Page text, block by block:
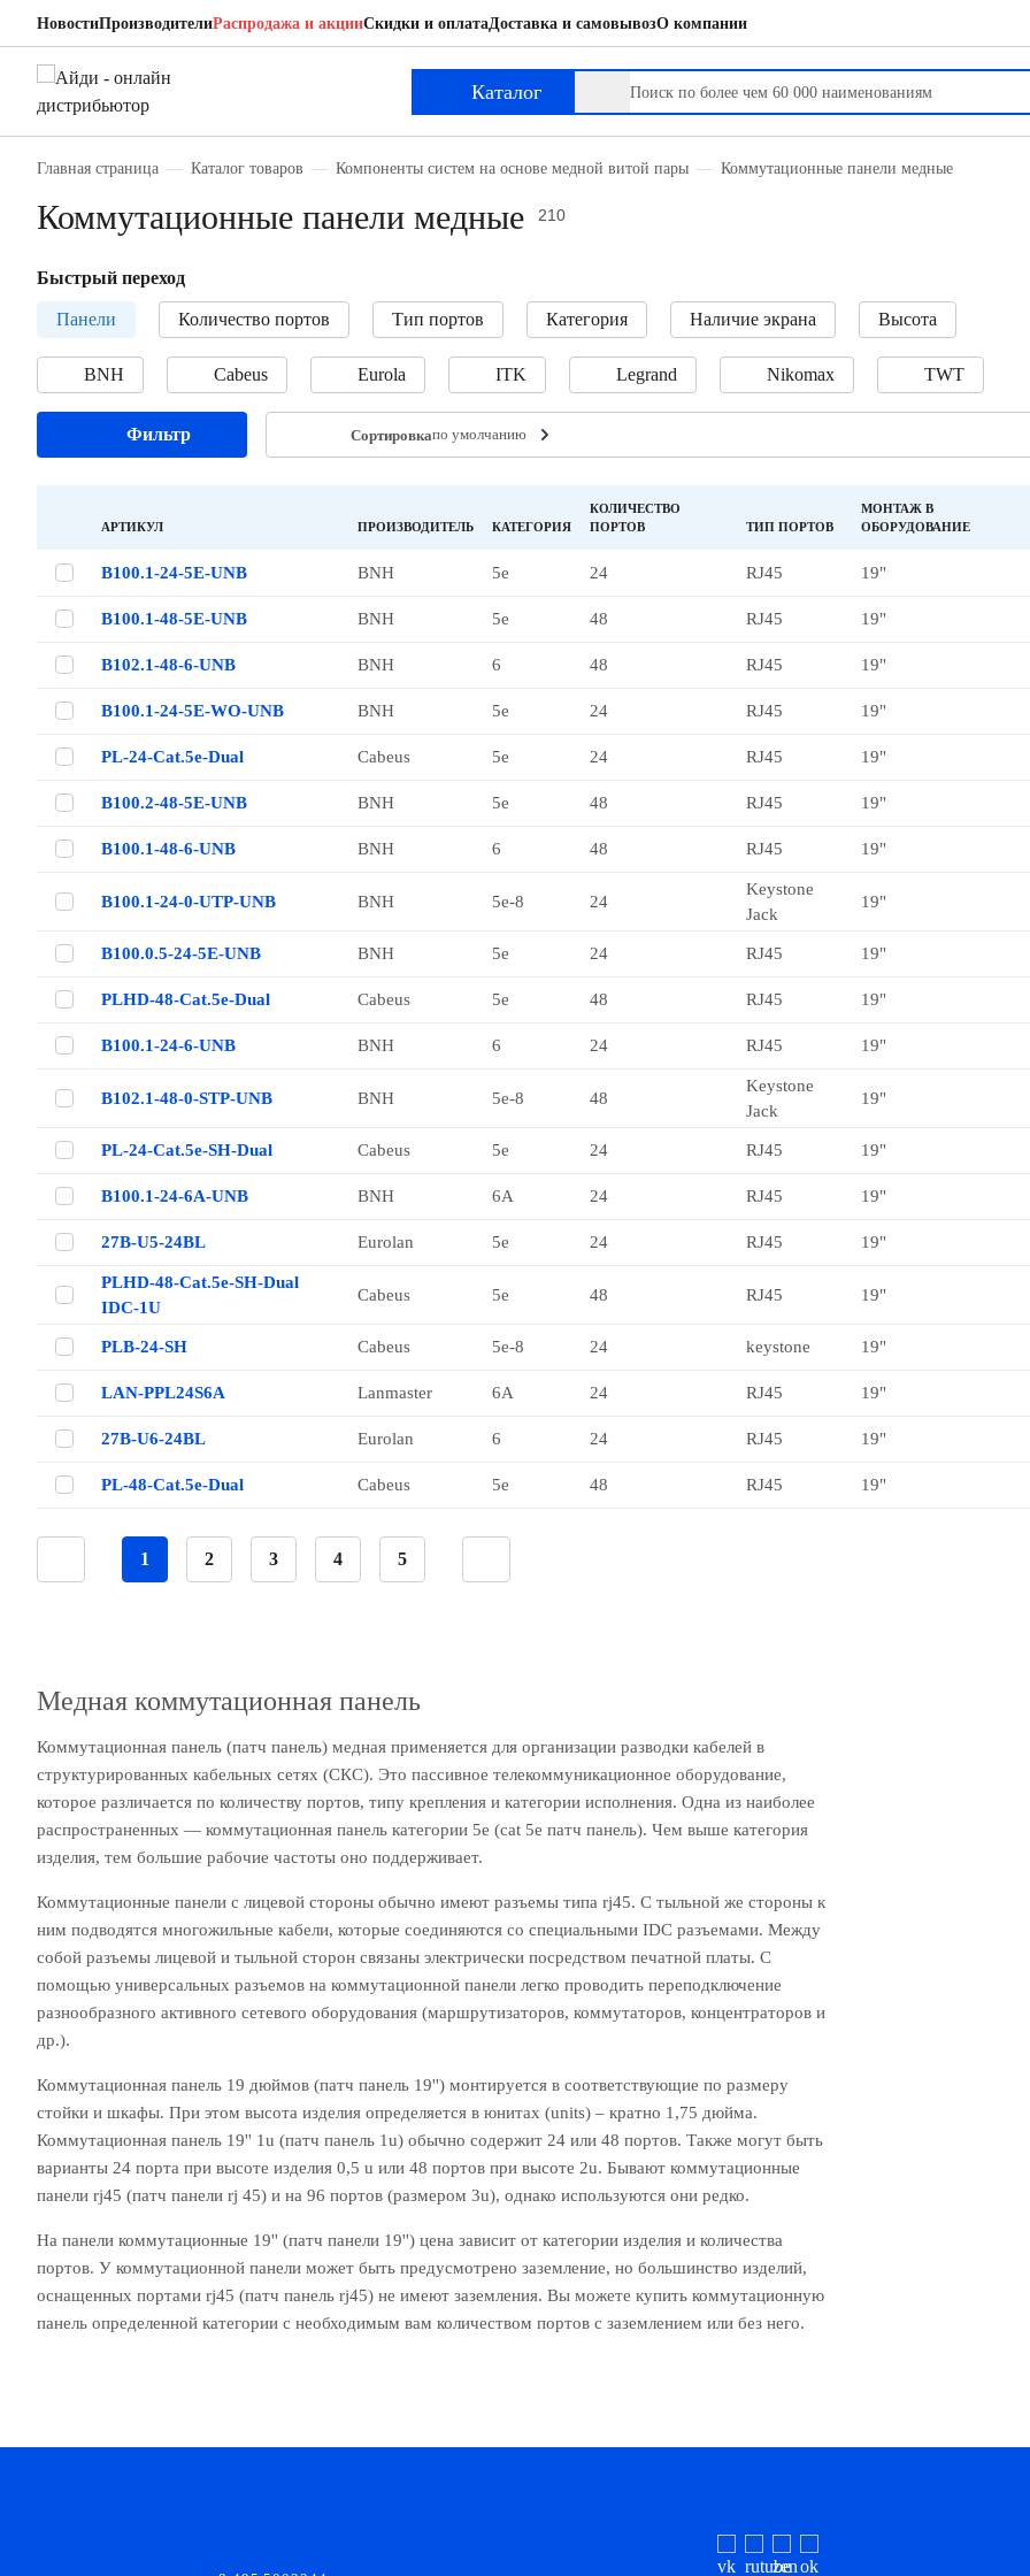
НовостиПроизводителиРаспродажа и акцииСкидки и оплатаДоставка и самовывозО компании
Каталог
Главная страница Каталог товаров Компоненты систем на основе медной витой пары Коммутационные панели медные
Коммутационные панели медные 210
Быстрый переход
Панели Количество портов Тип портов Категория Наличие экрана Высота
BNH Cabeus Eurola ITK Legrand Nikomax TWT
Фильтр Сортировкапо умолчанию
АРТИКУЛ ПРОИЗВОДИТЕЛЬ КАТЕГОРИЯ
КОЛИЧЕСТВО
ПОРТОВ
ТИП ПОРТОВ
МОНТАЖ В
ОБОРУДОВАНИЕ
B100.1-24-5E-UNB BNH 5е 24 RJ45 19"
B100.1-48-5E-UNB BNH 5е 48 RJ45 19"
B102.1-48-6-UNB BNH 6 48 RJ45 19"
B100.1-24-5E-WO-UNB BNH 5е 24 RJ45 19"
PL-24-Cat.5e-Dual Cabeus 5е 24 RJ45 19"
B100.2-48-5E-UNB BNH 5е 48 RJ45 19"
B100.1-48-6-UNB BNH 6 48 RJ45 19"
B100.1-24-0-UTP-UNB BNH 5е-8 24
Keystone
Jack
19"
B100.0.5-24-5E-UNB BNH 5е 24 RJ45 19"
PLHD-48-Cat.5e-Dual Cabeus 5е 48 RJ45 19"
B100.1-24-6-UNB BNH 6 24 RJ45 19"
B102.1-48-0-STP-UNB BNH 5е-8 48
Keystone
Jack
19"
PL-24-Cat.5e-SH-Dual Cabeus 5е 24 RJ45 19"
B100.1-24-6A-UNB BNH 6A 24 RJ45 19"
27B-U5-24BL Eurolan 5е 24 RJ45 19"
PLHD-48-Cat.5e-SH-Dual
IDC-1U
Cabeus 5е 48 RJ45 19"
PLB-24-SH Cabeus 5е-8 24 keystone 19"
LAN-PPL24S6A Lanmaster 6A 24 RJ45 19"
27B-U6-24BL Eurolan 6 24 RJ45 19"
PL-48-Cat.5e-Dual Cabeus 5е 48 RJ45 19"
1 2 3 4 5
Медная коммутационная панель
Коммутационная панель (патч панель) медная применяется для организации разводки кабелей в
структурированных кабельных сетях (СКС). Это пассивное телекоммуникационное оборудование,
которое различается по количеству портов, типу крепления и категории исполнения. Одна из наиболее
распространенных — коммутационная панель категории 5е (cat 5e патч панель). Чем выше категория
изделия, тем большие рабочие частоты оно поддерживает.
Коммутационные панели с лицевой стороны обычно имеют разъемы типа rj45. С тыльной же стороны к
ним подводятся многожильные кабели, которые соединяются со специальными IDC разъемами. Между
собой разъемы лицевой и тыльной сторон связаны электрически посредством печатной платы. С
помощью универсальных разъемов на коммутационной панели легко проводить переподключение
разнообразного активного сетевого оборудования (маршрутизаторов, коммутаторов, концентраторов и
др.).
Коммутационная панель 19 дюймов (патч панель 19'') монтируется в соответствующие по размеру
стойки и шкафы. При этом высота изделия определяется в юнитах (units) – кратно 1,75 дюйма.
Коммутационная панель 19'' 1u (патч панель 1u) обычно содержит 24 или 48 портов. Также могут быть
варианты 24 порта при высоте изделия 0,5 u или 48 портов при высоте 2u. Бывают коммутационные
панели rj45 (патч панели rj 45) и на 96 портов (размером 3u), однако используются они редко.
На панели коммутационные 19'' (патч панели 19'') цена зависит от категории изделия и количества
портов. У коммутационной панели может быть предусмотрено заземление, но большинство изделий,
оснащенных портами rj45 (патч панель rj45) не имеют заземления. Вы можете купить коммутационную
панель определенной категории с необходимым вам количеством портов с заземлением или без него.